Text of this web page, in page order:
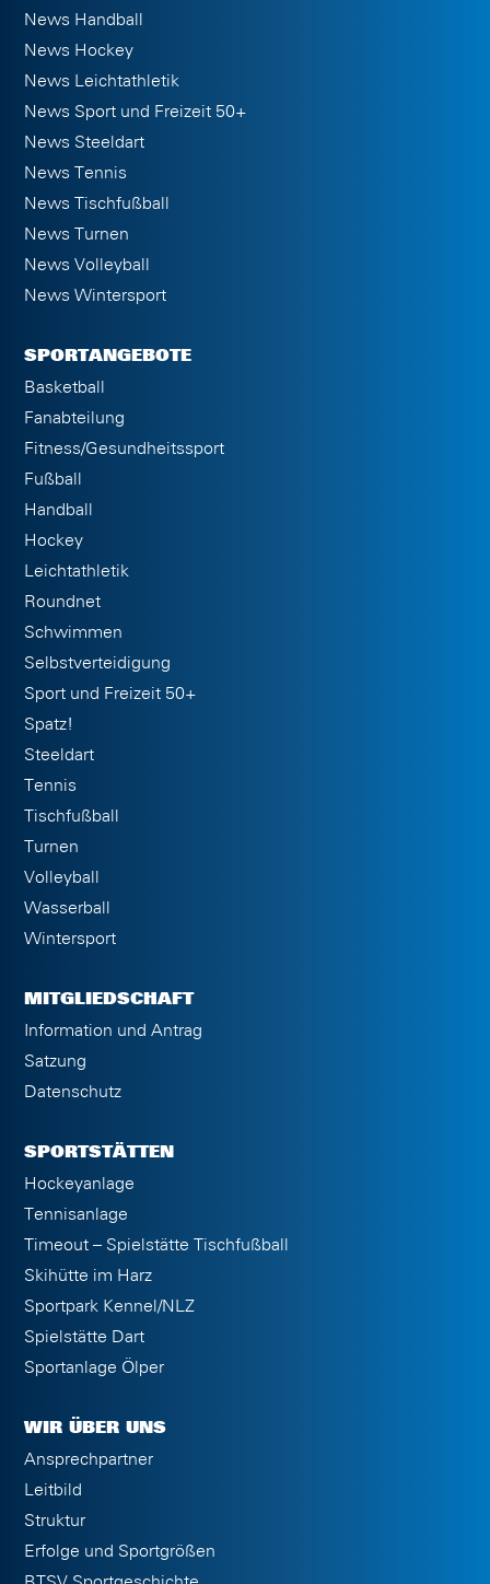
News Handball
News Hockey
News Leichtathletik
News Sport und Freizeit 50+
News Steeldart
News Tennis
News Tischfußball
News Turnen
News Volleyball
News Wintersport
SPORTANGEBOTE
Basketball
Fanabteilung
Fitness/Gesundheitssport
Fußball
Handball
Hockey
Leichtathletik
Roundnet
Schwimmen
Selbstverteidigung
Sport und Freizeit 50+
Spatz!
Steeldart
Tennis
Tischfußball
Turnen
Volleyball
Wasserball
Wintersport
MITGLIEDSCHAFT
Information und Antrag
Satzung
Datenschutz
SPORTSTÄTTEN
Hockeyanlage
Tennisanlage
Timeout – Spielstätte Tischfußball
Skihütte im Harz
Sportpark Kennel/NLZ
Spielstätte Dart
Sportanlage Ölper
WIR ÜBER UNS
Ansprechpartner
Leitbild
Struktur
Erfolge und Sportgrößen